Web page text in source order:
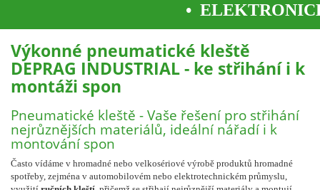
•
Výkonné pneumatické kleště
DEPRAG INDUSTRIAL - ke střihání i k
montáži spon
Pneumatické kleště - Vaše řešení pro střihání
nejrůznějších materiálů, ideální nářadí i k
montování spon
Často vídáme v hromadné nebo velkosériové výrobě produktů hromadné
spotřeby, zejména v automobilovém nebo elektrotechnickém průmyslu,